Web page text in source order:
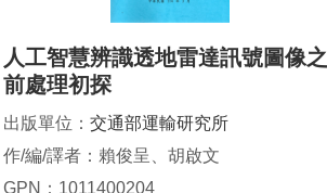
人工智慧辨識透地雷達訊號圖像之
前處理初探
出版單位： 交通部運輸研究所
作/編/譯者：賴俊呈、胡啟文
GPN：1011400204